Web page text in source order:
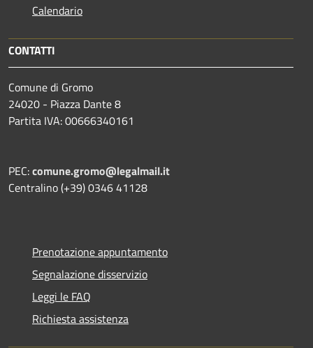
Calendario
CONTATTI
Comune di Gromo
24020 - Piazza Dante 8
Partita IVA: 00666340161
PEC:comune.gromo@legalmail.it
Centralino (+39) 0346 41128
Prenotazione appuntamento
Segnalazione disservizio
Leggi le FAQ
Richiesta assistenza